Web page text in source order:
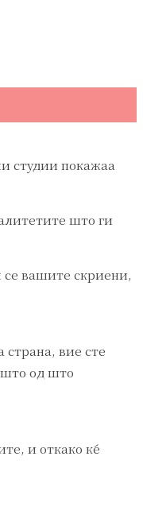
студии покажаа
што ги
се вашите скриени,
страна, вие сте
од што
и откако ќе